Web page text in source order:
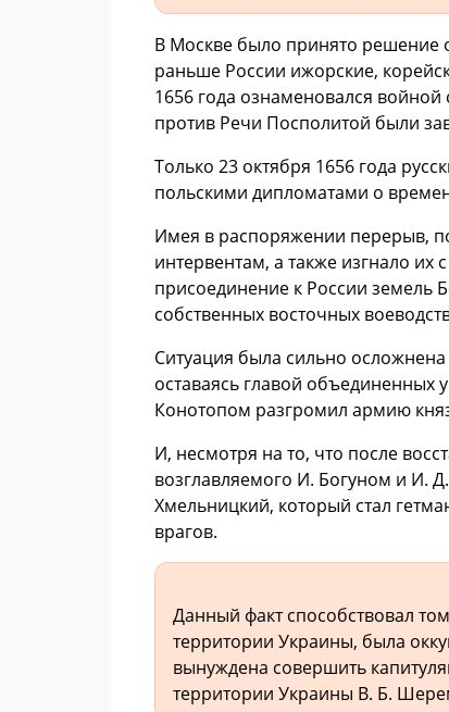
В Москве было принято решение
раньше России ижорские,
1656 года ознаменовался
против Речи Посполитой были
Только 23 октября 1656 года
польскими дипломатами о
Имея в распоряжении перерыв,
интервентам, а также изгнало их
присоединение к России земель
собственных восточных
Ситуация была сильно
оставаясь главой объединенных
Конотопом разгромил армию
И, несмотря на то, что после
возглавляемого И. Богуном и И.
Хмельницкий, который стал
врагов.
Данный факт способствовал
территории Украины, была
вынуждена совершить
территории Украины В. Б.